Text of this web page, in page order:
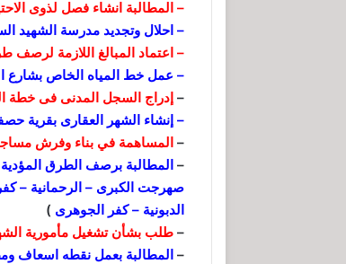
– المطالبة انشاء فصل لذوى
– احلال وتجديد مدرسة الشهيد
– اعتماد المبالغ اللازمة لرصف
– عمل خط المياه الخاص بشارع
–إدراج السجل المدنى فى خطة
– إنشاء الشهر العقارى بقرية
–المساهمة في بناء وفرش
–المطالبة برصف الطرق
صهرجت الكبرى – الرحمانية –
الدبونية – كفر الجوهرى )
–طلب بشأن تشغيل مأمورية
–المطالبة بعمل نقطه اسعاف